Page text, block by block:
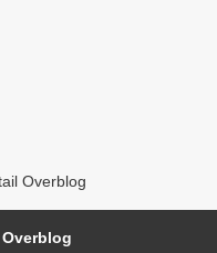
Overblog